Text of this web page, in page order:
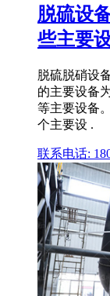
脱硫设
些主要
脱硫脱硝设
的主要设备
等主要设备
个主要设 .
联系电话: